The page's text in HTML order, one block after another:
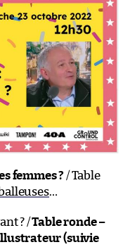
femmes ? / Table
…
? /Table ronde –
(suivie